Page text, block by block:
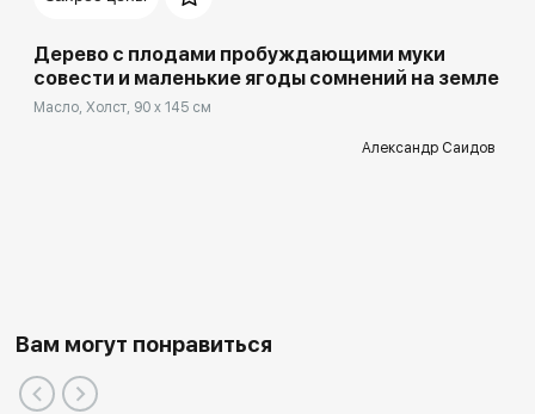
Дерево с плодами пробуждающими муки
совести и маленькие ягоды сомнений на земле
Масло, Холст, 90 x 145 см
Александр Саидов
Вам могут понравиться